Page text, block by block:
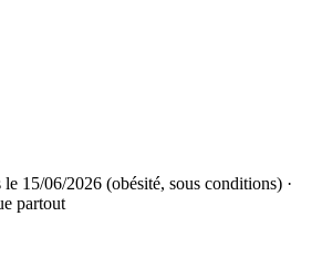
15/06/2026 (obésité, sous conditions) ·
partout